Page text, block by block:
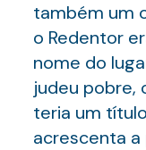
também um
o Redentor
nome do
judeu pobre,
teria um
acrescenta a